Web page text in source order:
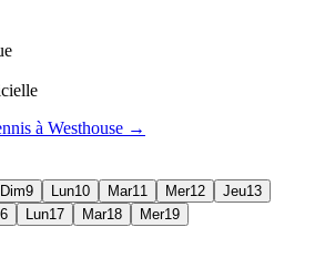
à Westhouse →
Dim9 Lun10 Mar11 Mer12 Jeu13
Lun17 Mar18 Mer19